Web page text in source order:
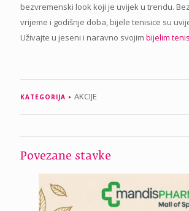
bezvremenski look koji je uvijek u trendu.
vrijeme i godišnje doba, bijele tenisice su
Uživajte u jeseni i naravno svojim bijelim
KATEGORIJA AKCIJE
Povezane stavke